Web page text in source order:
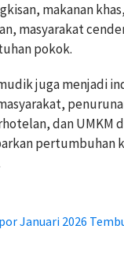
makanan
masyarakat
pokok.
juga menjadi
dan UMKM
Januari 2026